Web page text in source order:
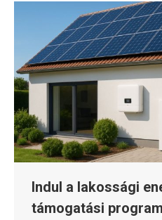
Indul a lakossági
támogatási